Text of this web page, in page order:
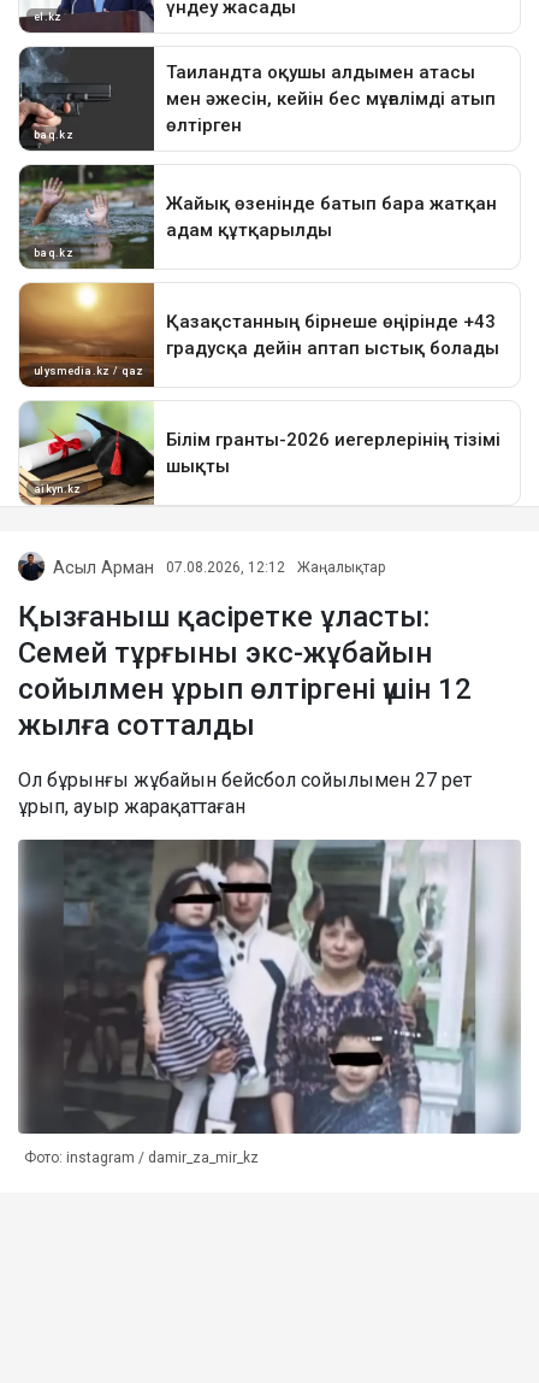
Асыл Арман 07.08.2026, 12:12 Жаңалықтар
Қызғаныш қасіретке ұласты:
Семей тұрғыны экс-жұбайын
сойылмен ұрып өлтіргені үшін 12
жылға сотталды
Ол бұрынғы жұбайын бейсбол сойылымен 27 рет
ұрып, ауыр жарақаттаған
Фото: instagram / damir_za_mir_kz